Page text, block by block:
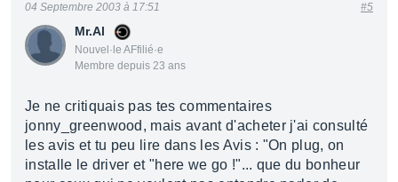
Mr.Al
Nouvel·le AFfilié·e
Membre depuis 23 ans
04 Septembre 2003 à 17:51 #5
Je ne critiquais pas tes commentaires
jonny_greenwood, mais avant d'acheter j'ai consulté
les avis et tu peu lire dans les Avis : "On plug, on
installe le driver et "here we go !"... que du bonheur